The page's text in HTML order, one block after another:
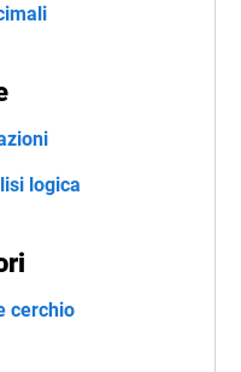
logica
cerchio